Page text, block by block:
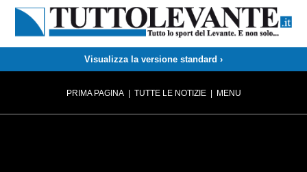
Visualizza la versione standard ›
PRIMA PAGINA| TUTTE LE NOTIZIE| MENU